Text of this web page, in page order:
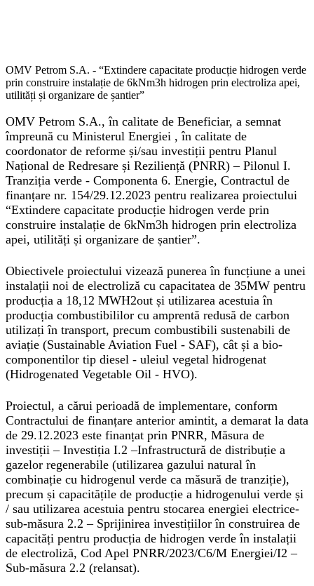
OMV Petrom S.A. - “Extindere capacitate producție hidrogen verde
prin construire instalație de 6kNm3h hidrogen prin electroliza apei,
utilități și organizare de șantier”
OMV Petrom S.A., în calitate de Beneficiar, a semnat
împreună cu Ministerul Energiei , în calitate de
coordonator de reforme și/sau investiții pentru Planul
Național de Redresare și Reziliență (PNRR) – Pilonul I.
Tranziția verde - Componenta 6. Energie, Contractul de
finanțare nr. 154/29.12.2023 pentru realizarea proiectului
“Extindere capacitate producție hidrogen verde prin
construire instalație de 6kNm3h hidrogen prin electroliza
apei, utilități și organizare de șantier”.
Obiectivele proiectului vizează punerea în funcțiune a unei
instalații noi de electroliză cu capacitatea de 35MW pentru
producția a 18,12 MWH2out și utilizarea acestuia în
producția combustibililor cu amprentă redusă de carbon
utilizați în transport, precum combustibili sustenabili de
aviație (Sustainable Aviation Fuel - SAF), cât și a bio-
componentilor tip diesel - uleiul vegetal hidrogenat
(Hidrogenated Vegetable Oil - HVO).
Proiectul, a cărui perioadă de implementare, conform
Contractului de finanțare anterior amintit, a demarat la data
de 29.12.2023 este finanțat prin PNRR, Măsura de
investiții – Investiția I.2 –Infrastructură de distribuție a
gazelor regenerabile (utilizarea gazului natural în
combinație cu hidrogenul verde ca măsură de tranziție),
precum și capacitățile de producție a hidrogenului verde și
/ sau utilizarea acestuia pentru stocarea energiei electrice-
sub-măsura 2.2 – Sprijinirea investițiilor în construirea de
capacități pentru producția de hidrogen verde în instalații
de electroliză, Cod Apel PNRR/2023/C6/M Energiei/I2 –
Sub-măsura 2.2 (relansat).